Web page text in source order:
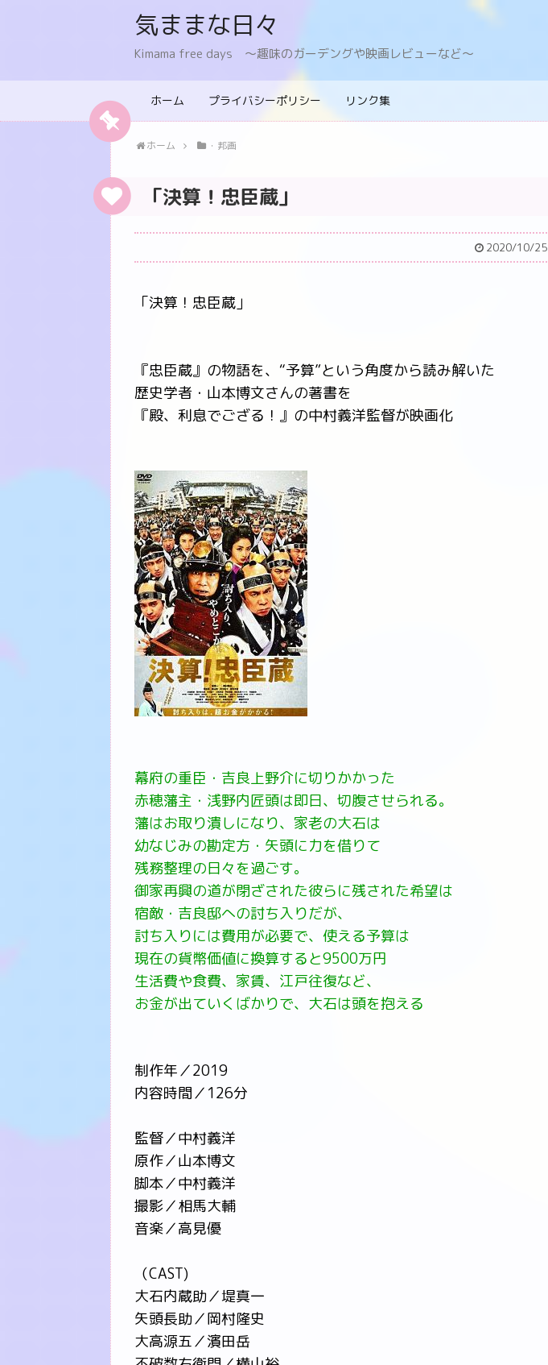
気ままな日々
Kimama free days 〜趣味のガーデングや映画レビューなど〜
ホーム プライバシーポリシー リンク集
ホーム ・邦画
「決算！忠臣蔵」
2020/10/25
「決算！忠臣蔵」
『忠臣蔵』の物語を、“予算”という角度から読み解いた
歴史学者・山本博文さんの著書を
『殿、利息でござる！』の中村義洋監督が映画化
幕府の重臣・吉良上野介に切りかかった
赤穂藩主・浅野内匠頭は即日、切腹させられる。
藩はお取り潰しになり、家老の大石は
幼なじみの勘定方・矢頭に力を借りて
残務整理の日々を過ごす。
御家再興の道が閉ざされた彼らに残された希望は
宿敵・吉良邸への討ち入りだが、
討ち入りには費用が必要で、使える予算は
現在の貨幣価値に換算すると9500万円
生活費や食費、家賃、江戸往復など、
お金が出ていくばかりで、大石は頭を抱える
制作年／2019
内容時間／126分
監督／中村義洋
原作／山本博文
脚本／中村義洋
撮影／相馬大輔
音楽／高見優
（CAST)
大石内蔵助／堤真一
矢頭長助／岡村隆史
大高源五／濱田岳